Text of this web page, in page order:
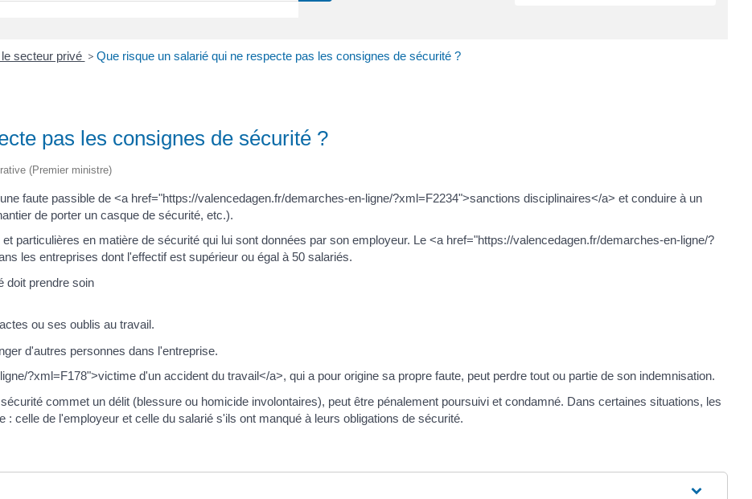
secteur privé > Que risque un salarié qui ne respecte pas les consignes de sécurité ?
pas les consignes de sécurité ?
(Premier ministre)
faute passible de <a href="https://valencedagen.fr/demarches-en-ligne/?xml=F2234">sanctions disciplinaires</a> et conduire à un
de porter un casque de sécurité, etc.).
particulières en matière de sécurité qui lui sont données par son employeur. Le <a href="https://valencedagen.fr/demarches-en-ligne/?
les entreprises dont l'effectif est supérieur ou égal à 50 salariés.
doit prendre soin
ou ses oublis au travail.
d'autres personnes dans l'entreprise.
?xml=F178">victime d'un accident du travail</a>, qui a pour origine sa propre faute, peut perdre tout ou partie de son indemnisation.
commet un délit (blessure ou homicide involontaires), peut être pénalement poursuivi et condamné. Dans certaines situations, les
: celle de l'employeur et celle du salarié s'ils ont manqué à leurs obligations de sécurité.